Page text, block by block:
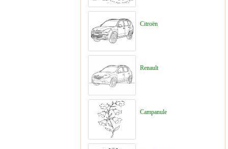
Citroën
Renault
Campanule